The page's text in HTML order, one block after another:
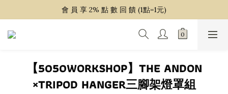
~ 單 筆 消 費 滿 $ 1 5 0 0 免 運 費 ~
會 員 享 2% 點 數 回 饋 (1點=1元)
~ 單 筆 消 費 滿 $ 1 5 0 0 免 運 費 ~
【5050WORKSHOP】THE ANDON
×TRIPOD HANGER三腳架燈罩組